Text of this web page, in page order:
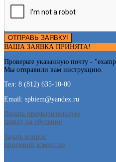
ОТПРАВЬ ЗАЯВКУ!
ВАША ЗАЯВКА ПРИНЯТА!
Проверьте указанную почту - "
Мы отправили вам инструкцию.
Тел: 8 (812) 635-10-00
Email: spbiem@yandex.ru
Подать предварительную
заявку на обучение
Задать вопрос
приемной комиссии